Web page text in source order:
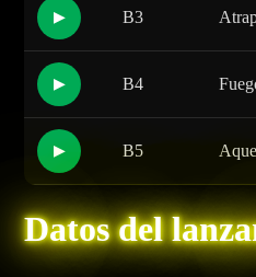
▶ B3
▶ B4
▶ B5
Datos del